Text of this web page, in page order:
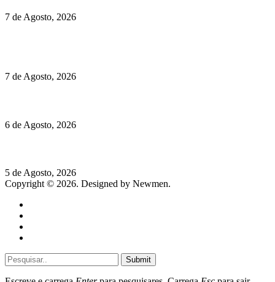
7 de Agosto, 2026
7 de Agosto, 2026
6 de Agosto, 2026
5 de Agosto, 2026
Copyright © 2026. Designed by Newmen.
Submit